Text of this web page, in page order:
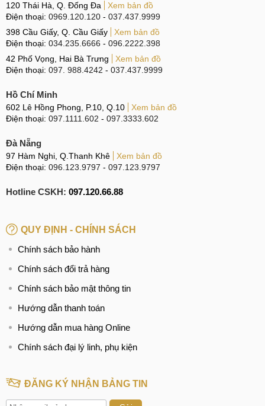
120 Thái Hà, Q. Đống Đa
Xem bản đồ
Điện thoại: 0969.120.120 - 037.437.9999
398 Cầu Giấy, Q. Cầu Giấy
Xem bản đồ
Điện thoại: 034.235.6666 - 096.2222.398
42 Phố Vọng, Hai Bà Trưng
Xem bản đồ
Điện thoại: 097. 988.4242 - 037.437.9999
Hồ Chí Minh
602 Lê Hồng Phong, P.10, Q.10
Xem bản đồ
Điện thoại: 097.1111.602 - 097.3333.602
Đà Nẵng
97 Hàm Nghi, Q.Thanh Khê
Xem bản đồ
Điện thoại: 096.123.9797 - 097.123.9797
Hotline CSKH: 097.120.66.88
QUY ĐỊNH - CHÍNH SÁCH
Chính sách bảo hành
Chính sách đổi trả hàng
Chính sách bảo mật thông tin
Hướng dẫn thanh toán
Hướng dẫn mua hàng Online
Chính sách đại lý linh, phụ kiện
ĐĂNG KÝ NHẬN BẢNG TIN